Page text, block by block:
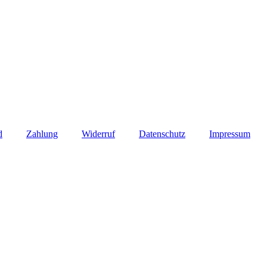
Zahlung Widerruf Datenschutz Impressum